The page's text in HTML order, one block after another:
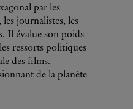
par les
les journalistes, les
Il évalue son poids
ressorts politiques
des films.
de la planète